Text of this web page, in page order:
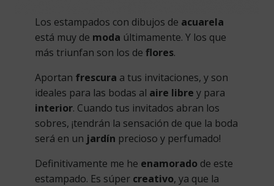
Los estampados con dibujos de acuarela
está muy de moda últimamente. Y los que
más triunfan son los de flores.
Aportan frescura a tus invitaciones, y son
ideales para las bodas al aire libre y para
interior. Cuando tus invitados abran los
sobres, ¡tendrán la sensación de que la boda
será en un jardín precioso y perfumado!
Definitivamente me he enamoradode este
estampado. Es súper creativo, ya que la